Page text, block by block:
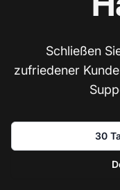
Schließen
zufriedener
30